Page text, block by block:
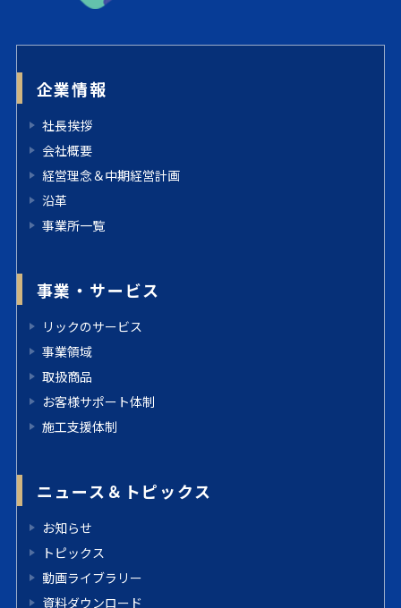
企業情報
社長挨拶
会社概要
経営理念＆中期経営計画
沿革
事業所一覧
事業・サービス
リックのサービス
事業領域
取扱商品
お客様サポート体制
施工支援体制
ニュース＆トピックス
お知らせ
トピックス
動画ライブラリー
資料ダウンロード